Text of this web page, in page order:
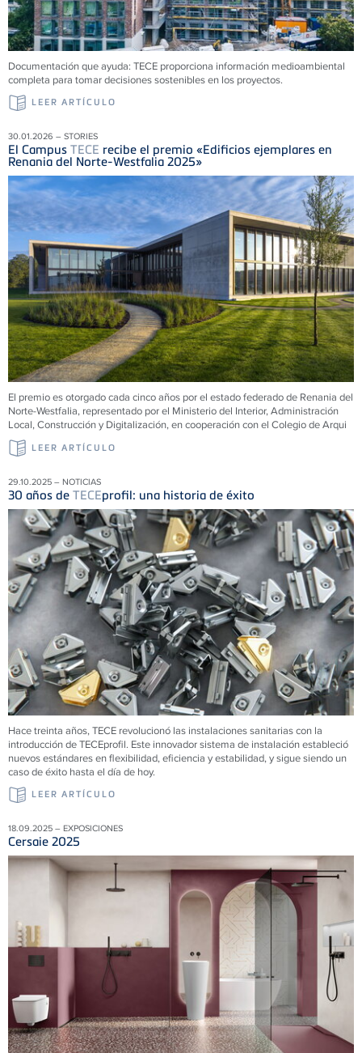
Documentación que ayuda: TECE proporciona información medioambiental
completa para tomar decisiones sostenibles en los proyectos.
LEER ARTÍCULO
30.01.2026 – STORIES
El Campus TECE recibe el premio «Edificios ejemplares en
Renania del Norte-Westfalia 2025»
El premio es otorgado cada cinco años por el estado federado de Renania del
Norte-Westfalia, representado por el Ministerio del Interior, Administración
Local, Construcción y Digitalización, en cooperación con el Colegio de Arqui
LEER ARTÍCULO
29.10.2025 – NOTICIAS
30 años de TECEprofil: una historia de éxito
Hace treinta años,TECE revolucionó las instalaciones sanitarias con la
introducción deTECEprofil. Este innovador sistema de instalación estableció
nuevos estándares en flexibilidad, eficiencia y estabilidad, y sigue siendo un
caso de éxito hasta el día de hoy.
LEER ARTÍCULO
18.09.2025 – EXPOSICIONES
Cersaie 2025